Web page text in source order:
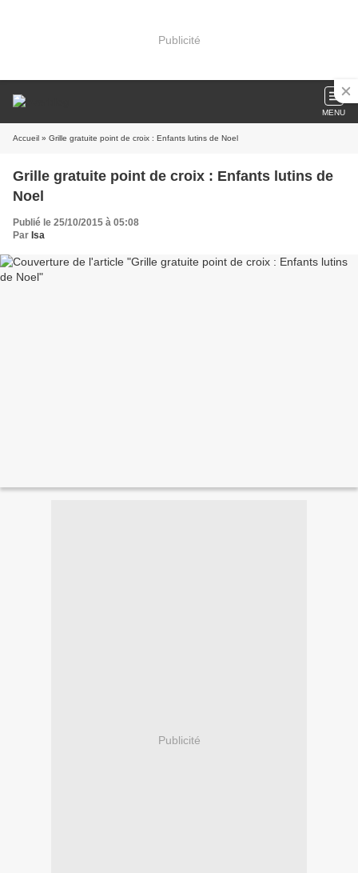
Publicité
MENU
Accueil » Grille gratuite point de croix : Enfants lutins de Noel
Grille gratuite point de croix : Enfants lutins de
Noel
Publié le 25/10/2015 à 05:08
Par Isa
Publicité